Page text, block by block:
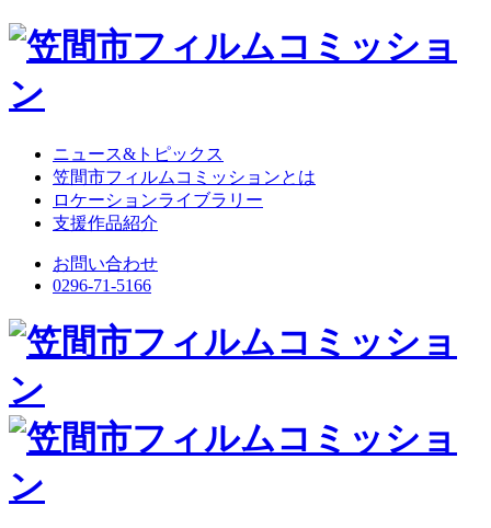
ニュース&トピックス
笠間市フィルムコミッションとは
ロケーションライブラリー
支援作品紹介
お問い合わせ
0296-71-5166